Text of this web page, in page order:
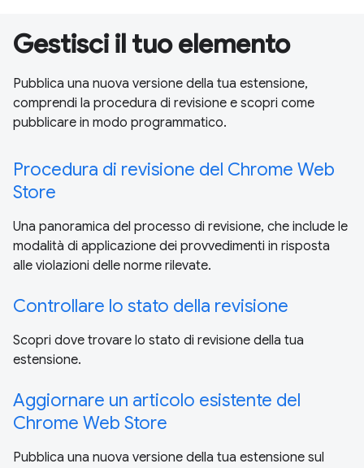
Gestisci il tuo elemento
Pubblica una nuova versione della tua estensione,
comprendi la procedura di revisione e scopri come
pubblicare in modo programmatico.
Procedura di revisione del Chrome Web
Store
Una panoramica del processo di revisione, che include le
modalità di applicazione dei provvedimenti in risposta
alle violazioni delle norme rilevate.
Controllare lo stato della revisione
Scopri dove trovare lo stato di revisione della tua
estensione.
Aggiornare un articolo esistente del
Chrome Web Store
Pubblica una nuova versione della tua estensione sul